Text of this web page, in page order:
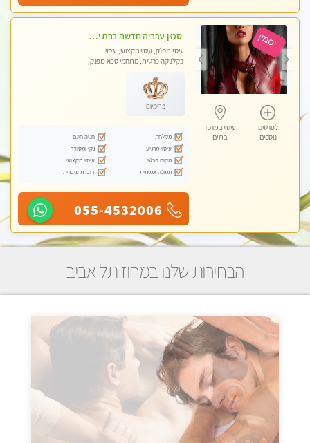
לפרטים
נוספים
עיסוי במרכז
בת ים
יסמין ערביה חדשה בבת ים חדש חדש .כל סוגי העיסויים במקום הכי מושלם בעיר בת ים . highly recommended..new in the city
עיסוי מפנק, עיסוי מקצועי, עיסוי
בקלניקה פרטית, מתחמי ספא מפנק,
טנטרה
פרימיום
מקלחת
חניה חינם
עיסוי מרגיע
נקי ומסודר
מקום פרטי
עיסוי מקצועי
תמונה אמיתית
דוברת עיברית
055-4532006
הבחירות שלנו במחוז תל אביב